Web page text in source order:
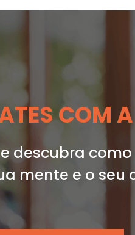
COM
descubra como
mente e o seu